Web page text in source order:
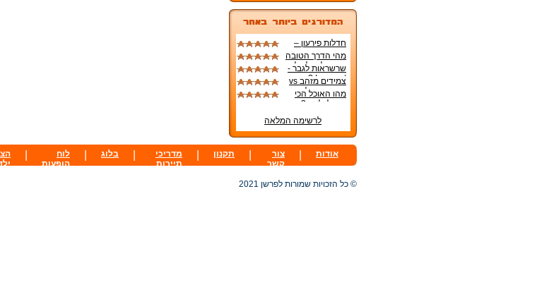
חדלות פירעון –
החוק החדש
בישראל
מהי הדרך הטובה
ביותר להקל על
תסמיני טחורים?
שרשראות לגבר -
In or out ?
צמידים מזהב vs
צמידים רגילים
מהו האוכל הכי
טוב לכלבים?
לרשימה המלאה
אודות
צור
קשר
תקנון
מדריכי
תיירות
בלוג
לוח
הופעות
© כל הזכויות שמורות לפרשן 2021